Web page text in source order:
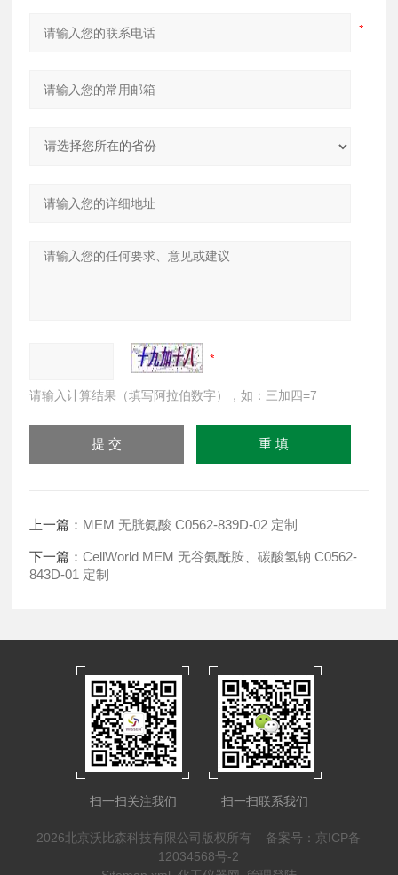
请输入计算结果（填写阿拉伯数字），如：三加四=7
上一篇： MEM 无胱氨酸 C0562-839D-02 定制
下一篇：CellWorld MEM 无谷氨酰胺、碳酸氢钠 C0562-
843D-01 定制
扫一扫关注我们 扫一扫联系我们
2026北京沃比森科技有限公司版权所有 备案号：京ICP备
12034568号-2